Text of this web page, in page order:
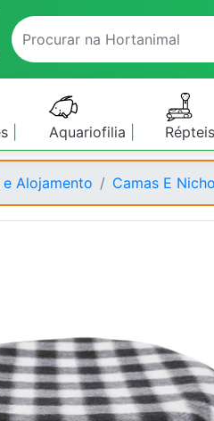
Aquariofilia Répteis
Alojamento Camas E